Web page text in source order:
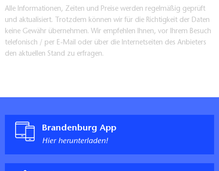
Alle Informationen, Zeiten und Preise werden regelmäßig geprüft
und aktualisiert. Trotzdem können wir für die Richtigkeit der Daten
keine Gewähr übernehmen. Wir empfehlen Ihnen, vor Ihrem Besuch
telefonisch / per E-Mail oder über die Internetseiten des Anbieters
den aktuellen Stand zu erfragen.
Brandenburg App
Hier herunterladen!